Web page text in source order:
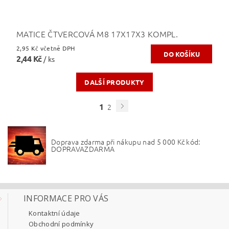
MATICE ČTVERCOVÁ M8 17X17X3 KOMPL.
2,95 Kč včetně DPH
2,44 Kč / ks
DALŠÍ PRODUKTY
1 2
Doprava zdarma při nákupu nad 5 000 Kč kód:
DOPRAVAZDARMA
INFORMACE PRO VÁS
Kontaktní údaje
Obchodní podmínky